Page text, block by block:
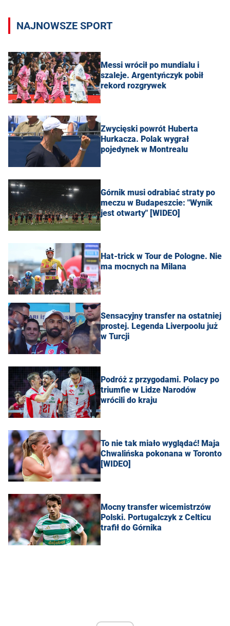
NAJNOWSZE SPORT
Messi wrócił po mundialu i
szaleje. Argentyńczyk pobił
rekord rozgrywek
Zwycięski powrót Huberta
Hurkacza. Polak wygrał
pojedynek w Montrealu
Górnik musi odrabiać straty po
meczu w Budapeszcie: "Wynik
jest otwarty" [WIDEO]
Hat-trick w Tour de Pologne. Nie
ma mocnych na Milana
Sensacyjny transfer na ostatniej
prostej. Legenda Liverpoolu już
w Turcji
Podróż z przygodami. Polacy po
triumfie w Lidze Narodów
wrócili do kraju
To nie tak miało wyglądać! Maja
Chwalińska pokonana w Toronto
[WIDEO]
Mocny transfer wicemistrzów
Polski. Portugalczyk z Celticu
trafił do Górnika